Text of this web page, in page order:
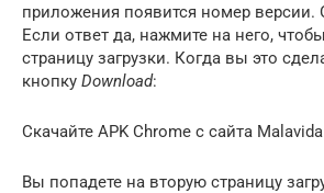
приложения появится номер
Если ответ да, нажмите на него,
страницу загрузки. Когда вы это
кнопку Download:
Скачайте APK Chrome с сайта Malavida
Вы попадете на вторую страницу